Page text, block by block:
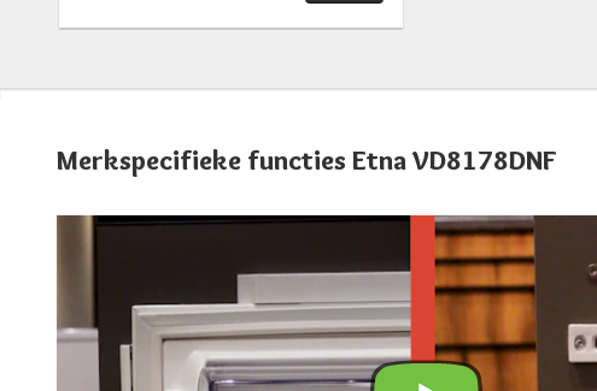
Merkspecifieke functies Etna VD8178DNF